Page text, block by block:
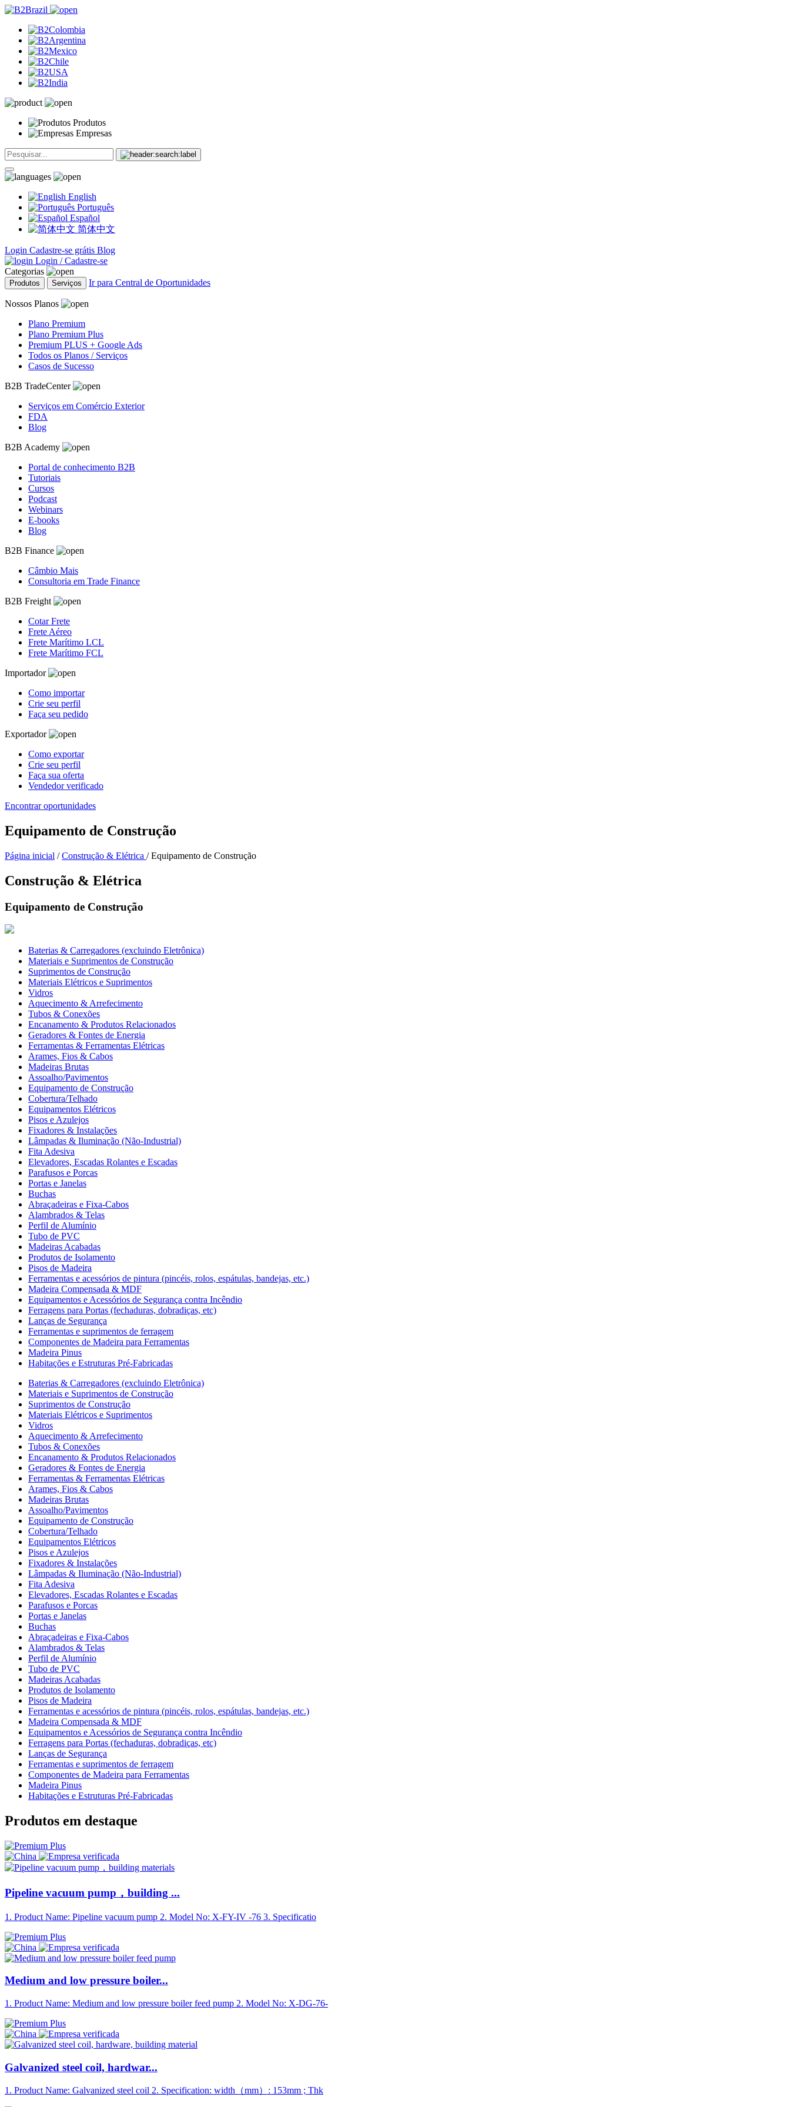
Produtos
Empresas
English
Português
Español
简体中文
Login Cadastre-se grátis Blog
Login / Cadastre-se
Categorias
Produtos Serviços Ir para Central de Oportunidades
Nossos Planos
Plano Premium
Plano Premium Plus
Premium PLUS + Google Ads
Todos os Planos / Serviços
Casos de Sucesso
B2B TradeCenter
Serviços em Comércio Exterior
FDA
Blog
B2B Academy
Portal de conhecimento B2B
Tutoriais
Cursos
Podcast
Webinars
E-books
Blog
B2B Finance
Câmbio Mais
Consultoria em Trade Finance
B2B Freight
Cotar Frete
Frete Aéreo
Frete Marítimo LCL
Frete Marítimo FCL
Importador
Como importar
Crie seu perfil
Faça seu pedido
Exportador
Como exportar
Crie seu perfil
Faça sua oferta
Vendedor verificado
Encontrar oportunidades
Equipamento de Construção
Página inicial /Construção & Elétrica / Equipamento de Construção
Construção & Elétrica
Equipamento de Construção
Baterias & Carregadores (excluindo Eletrônica)
Materiais e Suprimentos de Construção
Suprimentos de Construção
Materiais Elétricos e Suprimentos
Vidros
Aquecimento & Arrefecimento
Tubos & Conexões
Encanamento & Produtos Relacionados
Geradores & Fontes de Energia
Ferramentas & Ferramentas Elétricas
Arames, Fios & Cabos
Madeiras Brutas
Assoalho/Pavimentos
Equipamento de Construção
Cobertura/Telhado
Equipamentos Elétricos
Pisos e Azulejos
Fixadores & Instalações
Lâmpadas & Iluminação (Não-Industrial)
Fita Adesiva
Elevadores, Escadas Rolantes e Escadas
Parafusos e Porcas
Portas e Janelas
Buchas
Abraçadeiras e Fixa-Cabos
Alambrados & Telas
Perfil de Alumínio
Tubo de PVC
Madeiras Acabadas
Produtos de Isolamento
Pisos de Madeira
Ferramentas e acessórios de pintura (pincéis, rolos, espátulas, bandejas, etc.)
Madeira Compensada & MDF
Equipamentos e Acessórios de Segurança contra Incêndio
Ferragens para Portas (fechaduras, dobradiças, etc)
Lanças de Segurança
Ferramentas e suprimentos de ferragem
Componentes de Madeira para Ferramentas
Madeira Pinus
Habitações e Estruturas Pré-Fabricadas
Baterias & Carregadores (excluindo Eletrônica)
Materiais e Suprimentos de Construção
Suprimentos de Construção
Materiais Elétricos e Suprimentos
Vidros
Aquecimento & Arrefecimento
Tubos & Conexões
Encanamento & Produtos Relacionados
Geradores & Fontes de Energia
Ferramentas & Ferramentas Elétricas
Arames, Fios & Cabos
Madeiras Brutas
Assoalho/Pavimentos
Equipamento de Construção
Cobertura/Telhado
Equipamentos Elétricos
Pisos e Azulejos
Fixadores & Instalações
Lâmpadas & Iluminação (Não-Industrial)
Fita Adesiva
Elevadores, Escadas Rolantes e Escadas
Parafusos e Porcas
Portas e Janelas
Buchas
Abraçadeiras e Fixa-Cabos
Alambrados & Telas
Perfil de Alumínio
Tubo de PVC
Madeiras Acabadas
Produtos de Isolamento
Pisos de Madeira
Ferramentas e acessórios de pintura (pincéis, rolos, espátulas, bandejas, etc.)
Madeira Compensada & MDF
Equipamentos e Acessórios de Segurança contra Incêndio
Ferragens para Portas (fechaduras, dobradiças, etc)
Lanças de Segurança
Ferramentas e suprimentos de ferragem
Componentes de Madeira para Ferramentas
Madeira Pinus
Habitações e Estruturas Pré-Fabricadas
Produtos em destaque
Pipeline vacuum pump，building ...
1. Product Name: Pipeline vacuum pump 2. Model No: X-FY-IV -76 3. Specificatio
Medium and low pressure boiler...
1. Product Name: Medium and low pressure boiler feed pump 2. Model No: X-DG-76-
Galvanized steel coil, hardwar...
1. Product Name: Galvanized steel coil 2. Specification: width（mm）: 153mm ; Thk